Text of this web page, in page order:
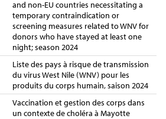
and non-EU countries necessitating a
temporary contraindication or
screening measures related to WNV for
donors who have stayed at least one
night; season 2024
Liste des pays à risque de transmission
du virus West Nile (WNV) pour les
produits du corps humain, saison 2024
Vaccination et gestion des corps dans
un contexte de choléra à Mayotte